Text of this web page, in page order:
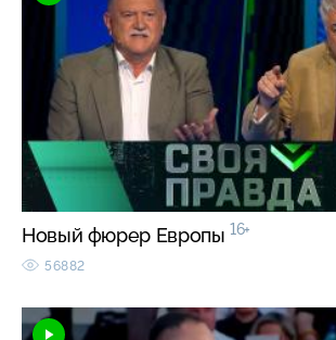
Новый фюрер Европы 16+
56882